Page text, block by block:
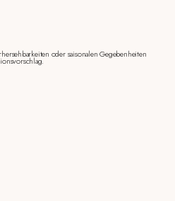
oder saisonalen Gegebenheiten